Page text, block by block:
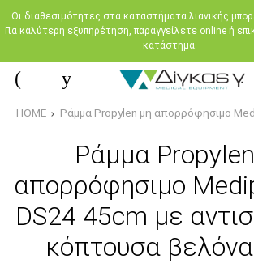
Oι διαθεσιμότητες στα καταστήματα λιανικής
Για καλύτερη εξυπηρέτηση, παραγγείλετε online ή
κατάστημα.
HOME Ράμμα Propylen μη απορρόφησιμο
Ράμμα
απορρόφησιμο
DS24 45cm με
κόπτουσα